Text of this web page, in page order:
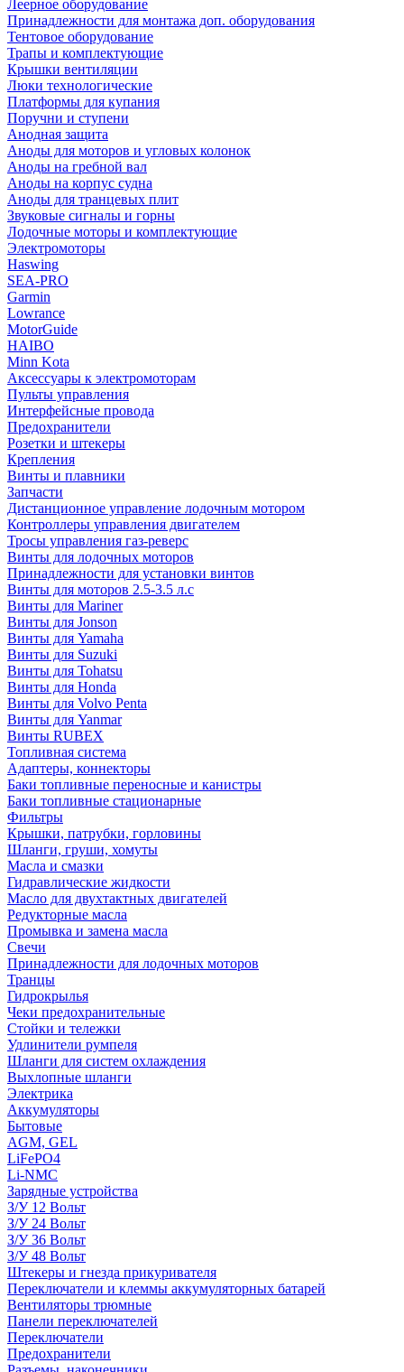
Леерное оборудование
Принадлежности для монтажа доп. оборудования
Тентовое оборудование
Трапы и комплектующие
Крышки вентиляции
Люки технологические
Платформы для купания
Поручни и ступени
Анодная защита
Аноды для моторов и угловых колонок
Аноды на гребной вал
Аноды на корпус судна
Аноды для транцевых плит
Звуковые сигналы и горны
Лодочные моторы и комплектующие
Электромоторы
Haswing
SEA-PRO
Garmin
Lowrance
MotorGuide
HAIBO
Minn Kota
Аксессуары к электромоторам
Пульты управления
Интерфейсные провода
Предохранители
Розетки и штекеры
Крепления
Винты и плавники
Запчасти
Дистанционное управление лодочным мотором
Контроллеры управления двигателем
Тросы управления газ-реверс
Винты для лодочных моторов
Принадлежности для установки винтов
Винты для моторов 2.5-3.5 л.с
Винты для Mariner
Винты для Jonson
Винты для Yamaha
Винты для Suzuki
Винты для Tohatsu
Винты для Honda
Винты для Volvo Penta
Винты для Yanmar
Винты RUBEX
Топливная система
Адаптеры, коннекторы
Баки топливные переносные и канистры
Баки топливные стационарные
Фильтры
Крышки, патрубки, горловины
Шланги, груши, хомуты
Масла и смазки
Гидравлические жидкости
Масло для двухтактных двигателей
Редукторные масла
Промывка и замена масла
Свечи
Принадлежности для лодочных моторов
Транцы
Гидрокрылья
Чеки предохранительные
Стойки и тележки
Удлинители румпеля
Шланги для систем охлаждения
Выхлопные шланги
Электрика
Аккумуляторы
Бытовые
AGM, GEL
LiFePO4
Li-NMC
Зарядные устройства
З/У 12 Вольт
З/У 24 Вольт
З/У 36 Вольт
З/У 48 Вольт
Штекеры и гнезда прикуривателя
Переключатели и клеммы аккумуляторных батарей
Вентиляторы трюмные
Панели переключателей
Переключатели
Предохранители